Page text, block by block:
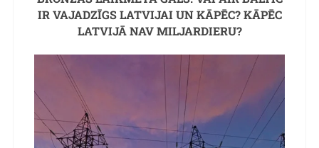
IR VAJADZĪGS LATVIJAI UN KĀPĒC? KĀPĒC
LATVIJĀ NAV MILJARDIERU?